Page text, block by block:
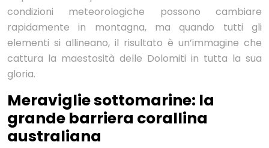
condizioni meteorologiche possono cambiare
rapidamente in montagna, ma quando tutti gli
elementi si allineano, il risultato è un’immagine che
cattura la maestosità delle Dolomiti in tutta la sua
gloria.
Meraviglie sottomarine: la
grande barriera corallina
australiana